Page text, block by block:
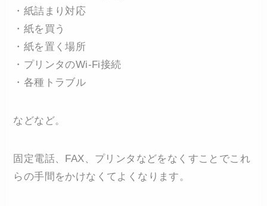
・紙詰まり対応
・紙を買う
・紙を置く場所
・プリンタのWi-Fi接続
・各種トラブル
などなど。
固定電話、FAX、プリンタなどをなくすことでこれ
らの手間をかけなくてよくなります。